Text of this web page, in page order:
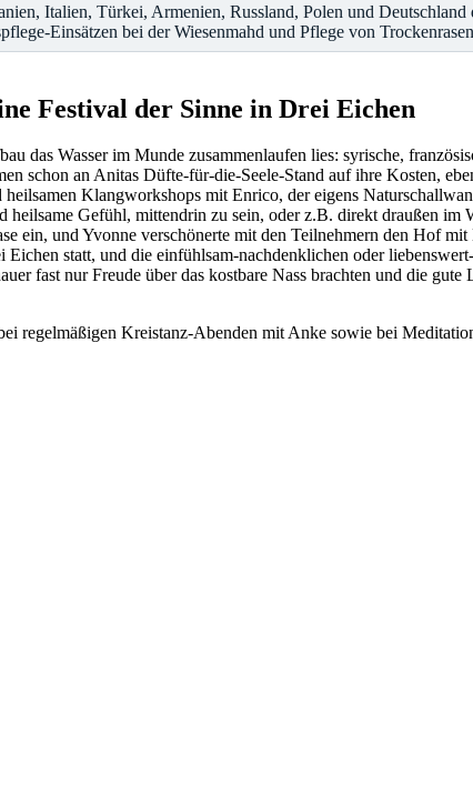
Italien, Türkei, Armenien, Russland, Polen und
Einsätzen bei der Wiesenmahd und Pflege von
Festival der Sinne in Drei Eichen
das Wasser im Munde zusammenlaufen lies: syrische,
schon an Anitas Düfte-für-die-Seele-Stand auf ihre Kosten,
Klangworkshops mit Enrico, der eigens
Gefühl, mittendrin zu sein, oder z.B. direkt draußen
ein, und Yvonne verschönerte mit den Teilnehmern den Hof
statt, und die einfühlsam-nachdenklichen oder
fast nur Freude über das kostbare Nass brachten und die
regelmäßigen Kreistanz-Abenden mit Anke sowie bei